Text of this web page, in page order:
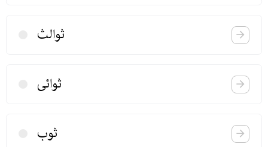
ثوالث
ثوائی
ثوب